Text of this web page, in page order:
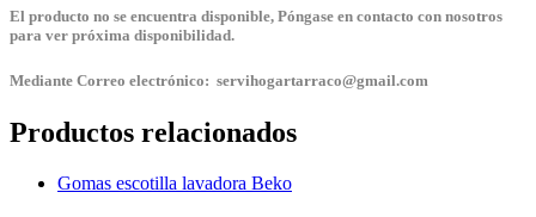
El producto no se encuentra disponible, Póngase en contacto con nosotros
para ver próxima disponibilidad.
Mediante Correo electrónico: servihogartarraco@gmail.com
Productos relacionados
Gomas escotilla lavadora Beko